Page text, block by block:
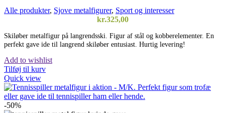
Alle produkter, Sjove metalfigurer, Sport og interesser
kr.325,00
Skiløber metalfigur på langrendsski. Figur af stål og kobberelementer. En
perfekt gave ide til langrend skiløber entusiast. Hurtig levering!
Add to wishlist
Tilføj til kurv
Quick view
-50%